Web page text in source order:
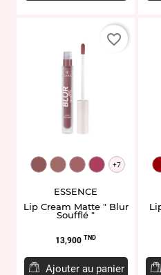
EL958484.01
EL958486.02
EL958488.03
EL958492.05
+7
ESSENCE
Lip Cream Matte " Blur
Soufflé "
Prix
13,900 TND
Ajouter au panier
favorite_border